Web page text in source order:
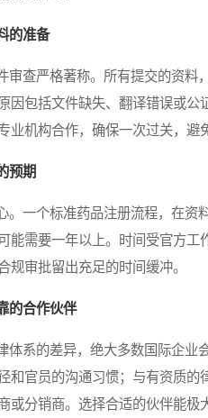
的准备
查严格著称。所有提交的资料
因包括文件缺失、翻译错误或
业机构合作，确保一次过关，避
预期
一个标准药品注册流程，在资
能需要一年以上。时间受官方工
规审批留出充足的时间缓冲。
的合作伙伴
系的差异，绝大多数国际企业
和官员的沟通习惯；与有资质
或分销商。选择合适的伙伴能